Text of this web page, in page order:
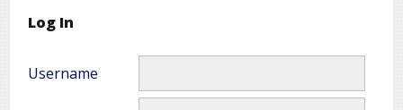
Log In
Username